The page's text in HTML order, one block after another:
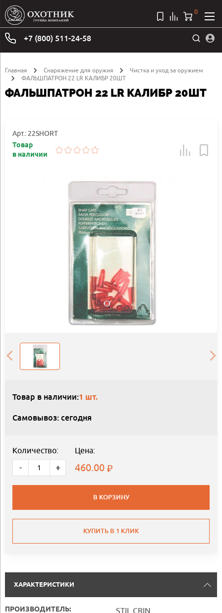
+7 (800) 511-24-58
0
Главная Снаряжение для оружия
Чистка и уход за оружием
ФАЛЬШПАТРОН 22 LR КАЛИБР 20ШТ
ФАЛЬШПАТРОН 22 LR КАЛИБР 20ШТ
Арт.: 22SHORT
Товар
в наличии
Товар в наличии:1 шт.
Самовывоз: сегодня
Количество:
- +
Цена:
460.00
В КОРЗИНУ
КУПИТЬ В 1 КЛИК
ХАРАКТЕРИСТИКИ
ПРОИЗВОДИТЕЛЬ: STIL CRIN